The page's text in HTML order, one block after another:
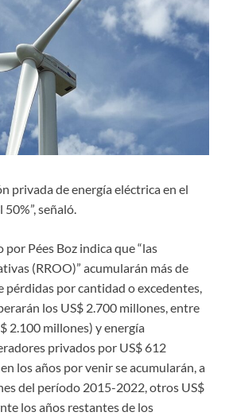
privada de energía eléctrica en el
señaló.
Pées Boz indica que “las
(RROO)” acumularán más de
pérdidas por cantidad o excedentes,
los US$ 2.700 millones, entre
2.100 millones) y energía
privados por US$ 612
los años por venir se acumularán, a
del período 2015-2022, otros US$
los años restantes de los